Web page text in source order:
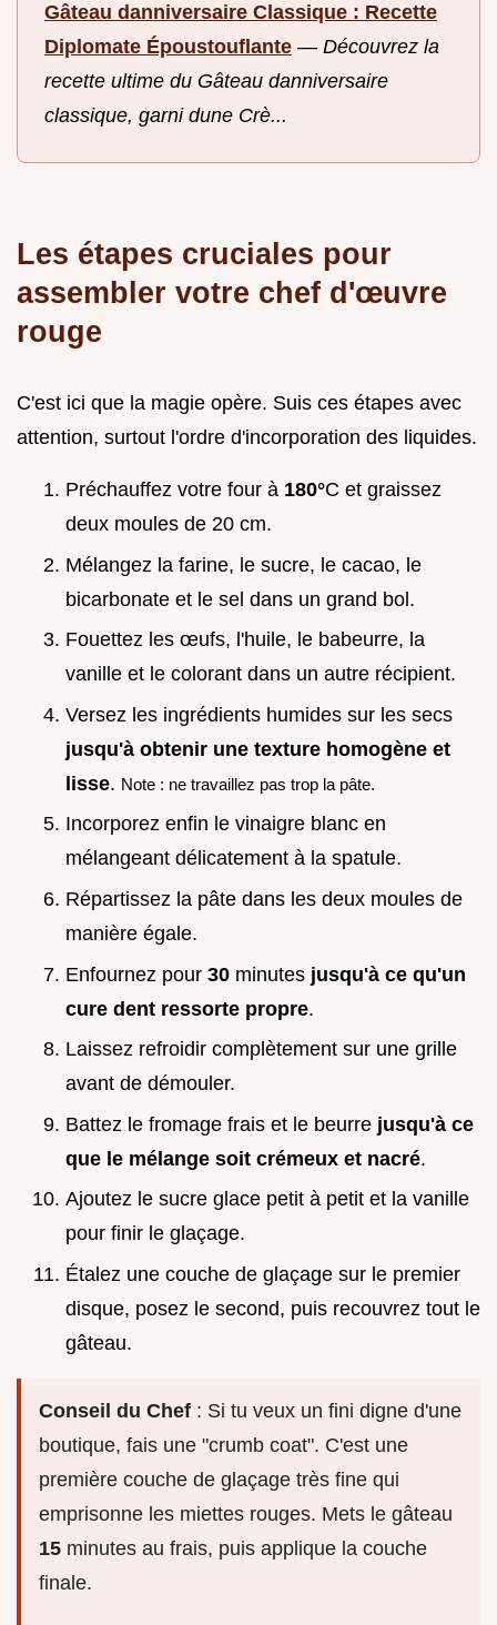
Gâteau danniversaire Classique : Recette
Diplomate Époustouflante — Découvrez la
recette ultime du Gâteau danniversaire
classique, garni dune Crè...
Les étapes cruciales pour
assembler votre chef d'œuvre
rouge
C'est ici que la magie opère. Suis ces étapes avec
attention, surtout l'ordre d'incorporation des liquides.
Préchauffez votre four à 180°C et graissez
deux moules de 20 cm.
Mélangez la farine, le sucre, le cacao, le
bicarbonate et le sel dans un grand bol.
Fouettez les œufs, l'huile, le babeurre, la
vanille et le colorant dans un autre récipient.
Versez les ingrédients humides sur les secs
jusqu'à obtenir une texture homogène et
lisse. Note : ne travaillez pas trop la pâte.
Incorporez enfin le vinaigre blanc en
mélangeant délicatement à la spatule.
Répartissez la pâte dans les deux moules de
manière égale.
Enfournez pour 30 minutes jusqu'à ce qu'un
cure dent ressorte propre.
Laissez refroidir complètement sur une grille
avant de démouler.
Battez le fromage frais et le beurre jusqu'à ce
que le mélange soit crémeux et nacré.
Ajoutez le sucre glace petit à petit et la vanille
pour finir le glaçage.
Étalez une couche de glaçage sur le premier
disque, posez le second, puis recouvrez tout le
gâteau.
Conseil du Chef : Si tu veux un fini digne d'une
boutique, fais une "crumb coat". C'est une
première couche de glaçage très fine qui
emprisonne les miettes rouges. Mets le gâteau
15 minutes au frais, puis applique la couche
finale.